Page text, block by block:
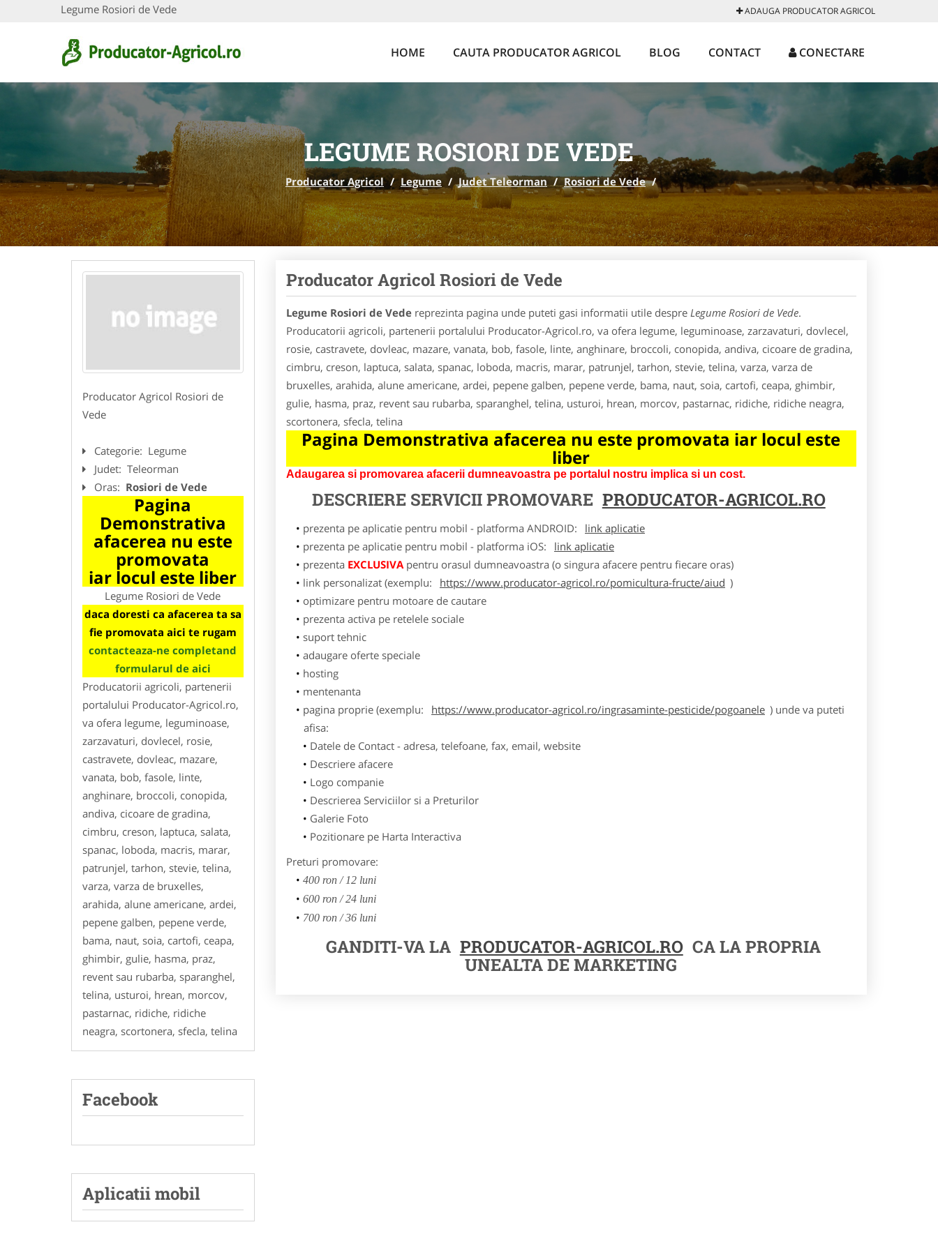
Legume Rosiori de Vede ADAUGA PRODUCATOR AGRICOL
HOME CAUTA PRODUCATOR AGRICOL BLOG CONTACT CONECTARE
LEGUME ROSIORI DE VEDE
Producator Agricol / Legume / Judet Teleorman / Rosiori de Vede /
Producator Agricol Rosiori de
Vede
Categorie: Legume
Judet: Teleorman
Oras: Rosiori de Vede
Pagina
Demonstrativa
afacerea nu este
promovata
iar locul este liber
Legume Rosiori de Vede
daca doresti ca afacerea ta sa
fie promovata aici te rugam
contacteaza-ne completand
formularul de aici
Producatorii agricoli, partenerii
portalului Producator-Agricol.ro,
va ofera legume, leguminoase,
zarzavaturi, dovlecel, rosie,
castravete, dovleac, mazare,
vanata, bob, fasole, linte,
anghinare, broccoli, conopida,
andiva, cicoare de gradina,
cimbru, creson, laptuca, salata,
spanac, loboda, macris, marar,
patrunjel, tarhon, stevie, telina,
varza, varza de bruxelles,
arahida, alune americane, ardei,
pepene galben, pepene verde,
bama, naut, soia, cartofi, ceapa,
ghimbir, gulie, hasma, praz,
revent sau rubarba, sparanghel,
telina, usturoi, hrean, morcov,
pastarnac, ridiche, ridiche
neagra, scortonera, sfecla, telina
Facebook
Aplicatii mobil
Producator Agricol Rosiori de Vede
Legume Rosiori de Vedereprezinta pagina unde puteti gasi informatii utile despre Legume Rosiori de Vede.
Producatorii agricoli, partenerii portalului Producator-Agricol.ro, va ofera legume, leguminoase, zarzavaturi, dovlecel,
rosie, castravete, dovleac, mazare, vanata, bob, fasole, linte, anghinare, broccoli, conopida, andiva, cicoare de gradina,
cimbru, creson, laptuca, salata, spanac, loboda, macris, marar, patrunjel, tarhon, stevie, telina, varza, varza de
bruxelles, arahida, alune americane, ardei, pepene galben, pepene verde, bama, naut, soia, cartofi, ceapa, ghimbir,
gulie, hasma, praz, revent sau rubarba, sparanghel, telina, usturoi, hrean, morcov, pastarnac, ridiche, ridiche neagra,
scortonera, sfecla, telina
Pagina Demonstrativa afacerea nu este promovata iar locul este
liber
Adaugarea si promovarea afacerii dumneavoastra pe portalul nostru implica si un cost.
DESCRIERE SERVICII PROMOVARE PRODUCATOR-AGRICOL.RO
prezenta pe aplicatie pentru mobil - platforma ANDROID:
link aplicatie
prezenta pe aplicatie pentru mobil - platforma iOS:
link aplicatie
prezenta EXCLUSIVApentru orasul dumneavoastra (o singura afacere pentru fiecare oras)
link personalizat (exemplu:
https://www.producator-agricol.ro/pomicultura-fructe/aiud )
optimizare pentru motoare de cautare
prezenta activa pe retelele sociale
suport tehnic
adaugare oferte speciale
hosting
mentenanta
pagina proprie (exemplu:
https://www.producator-agricol.ro/ingrasaminte-pesticide/pogoanele ) unde va puteti
afisa:
Datele de Contact - adresa, telefoane, fax, email, website
Descriere afacere
Logo companie
Descrierea Serviciilor si a Preturilor
Galerie Foto
Pozitionare pe Harta Interactiva
Preturi promovare:
400 ron / 12 luni
600 ron / 24 luni
700 ron / 36 luni
GANDITI-VA LA PRODUCATOR-AGRICOL.RO CA LA PROPRIA
UNEALTA DE MARKETING